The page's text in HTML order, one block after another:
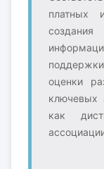
платных
оценки
ключевых
как